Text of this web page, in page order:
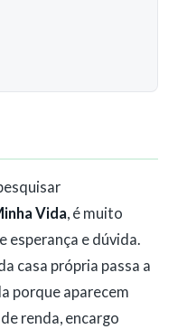
Vida, é muito
esperança e dúvida.
casa própria passa a
porque aparecem
renda, encargo